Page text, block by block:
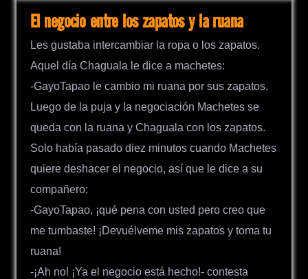
El negocio entre los zapatos y la ruana
Les gustaba intercambiar la ropa o los zapatos.
Aquel día Chaguala le dice a machetes:
-GayoTapao le cambio mi ruana por sus zapatos.
Luego de la puja y la negociación Machetes se
queda con la ruana y Chaguala con los zapatos.
Solo había pasado diez minutos cuando Machetes
quiere deshacer el negocio, así que le dice a su
compañero:
-GayoTapao, ¡qué pena con usted pero creo que
me tumbaste! ¡Devuélveme mis zapatos y toma tu
ruana!
-¡Ah no! ¡Ya el negocio está hecho!- contesta